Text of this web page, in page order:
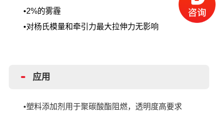
•2%的雾霾
•对杨氏模量和牵引力最大拉伸力无影响
应用
•塑料添加剂用于聚碳酸酯阻燃，透明度高要求